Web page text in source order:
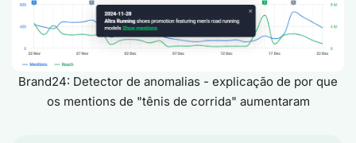
Brand24: Detector de anomalias - explicação de por que
os mentions de "tênis de corrida" aumentaram